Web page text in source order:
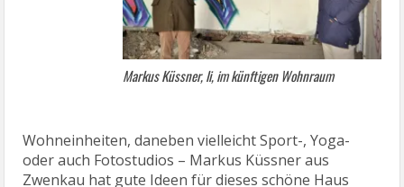
Markus Küssner, li, im künftigen Wohnraum
Wohneinheiten, daneben vielleicht Sport-, Yoga-
oder auch Fotostudios – Markus Küssner aus
Zwenkau hat gute Ideen für dieses schöne Haus